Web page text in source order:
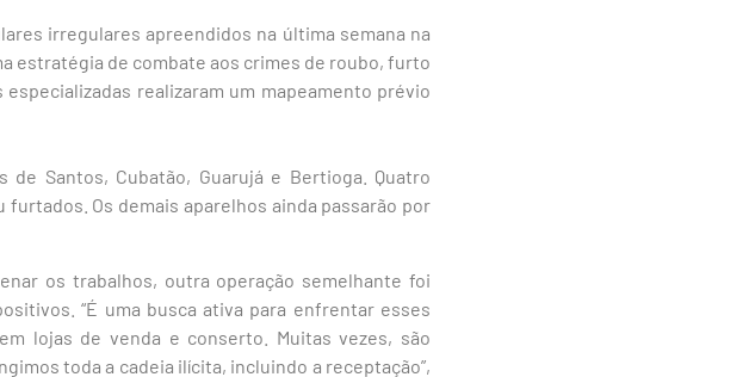
irregulares apreendidos na última semana na
estratégia de combate aos crimes de roubo, furto
realizaram um mapeamento prévio
Santos, Cubatão, Guarujá e Bertioga. Quatro
Os demais aparelhos ainda passarão por
os trabalhos, outra operação semelhante foi
“É uma busca ativa para enfrentar esses
lojas de venda e conserto. Muitas vezes, são
toda a cadeia ilícita, incluindo a receptação”,